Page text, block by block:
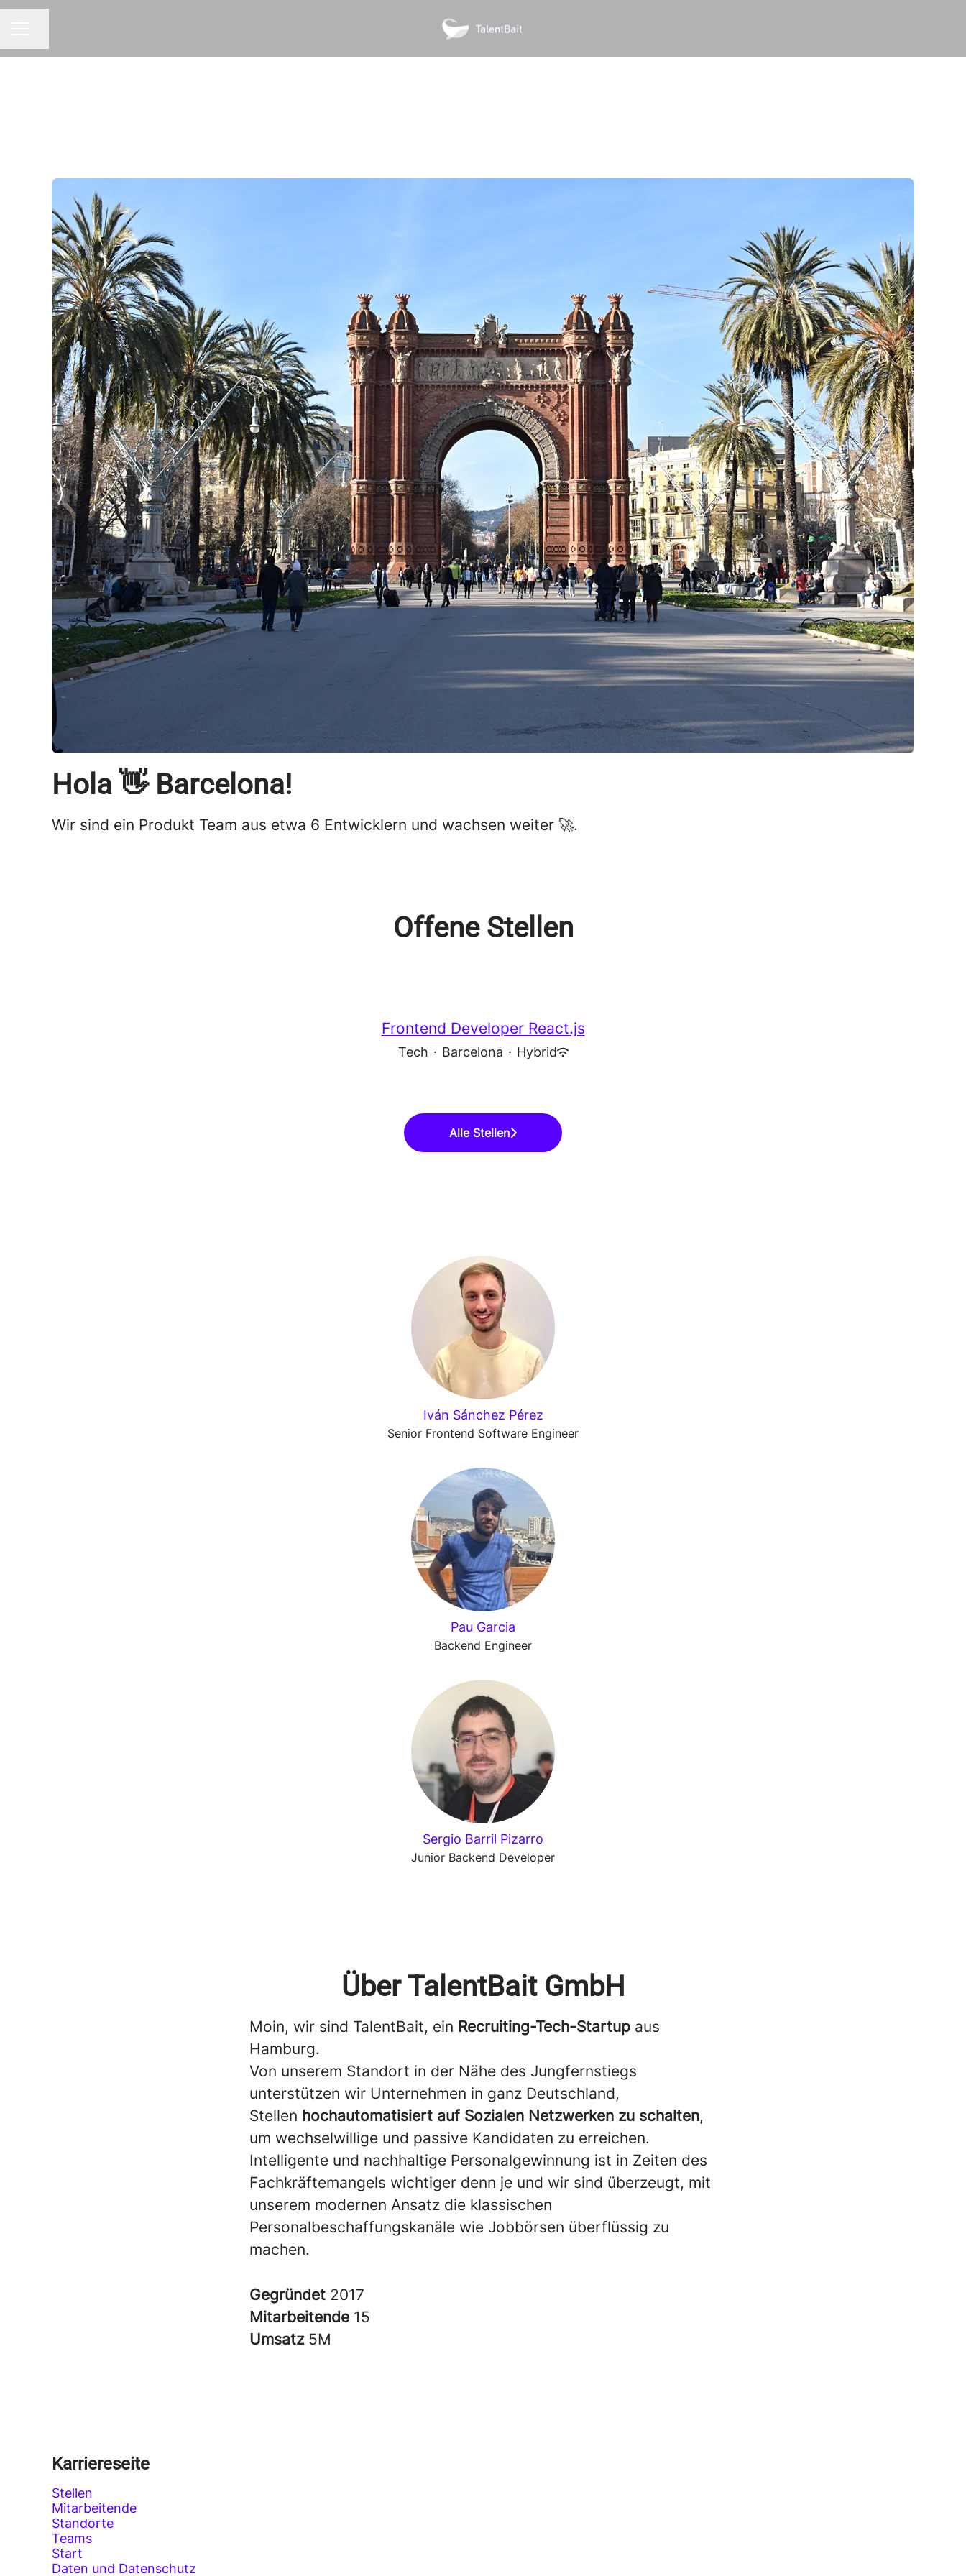
Hola 👋 Barcelona!
Wir sind ein Produkt Team aus etwa 6 Entwicklern und wachsen weiter 🚀.
Offene Stellen
Frontend Developer React.js
Tech · Barcelona · Hybrid
Alle Stellen
Iván Sánchez Pérez
Senior Frontend Software Engineer
Pau Garcia
Backend Engineer
Sergio Barril Pizarro
Junior Backend Developer
Über TalentBait GmbH
Moin, wir sind TalentBait, ein Recruiting-Tech-Startup aus
Hamburg.
Von unserem Standort in der Nähe des Jungfernstiegs
unterstützen wir Unternehmen in ganz Deutschland,
Stellen hochautomatisiert auf Sozialen Netzwerken zu schalten,
um wechselwillige und passive Kandidaten zu erreichen.
Intelligente und nachhaltige Personalgewinnung ist in Zeiten des
Fachkräftemangels wichtiger denn je und wir sind überzeugt, mit
unserem modernen Ansatz die klassischen
Personalbeschaffungskanäle wie Jobbörsen überflüssig zu
machen.
Gegründet 2017
Mitarbeitende 15
Umsatz 5M
Karriereseite
Stellen
Mitarbeitende
Standorte
Teams
Start
Daten und Datenschutz